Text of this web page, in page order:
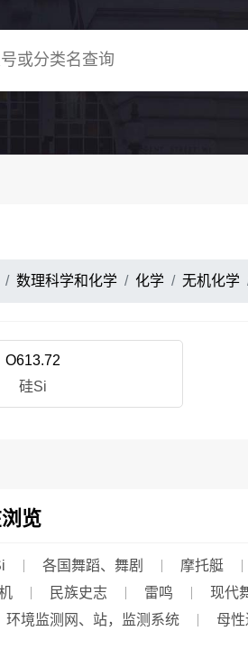
数理科学和化学 化学 无机化学
O613.72
硅Si
览
各国舞蹈、舞剧 摩托艇
民族史志 雷鸣 现代
环境监测网、站，监测系统 母